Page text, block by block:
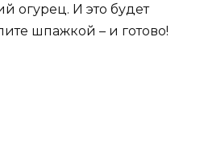
огурец. И это будет
шпажкой – и готово!